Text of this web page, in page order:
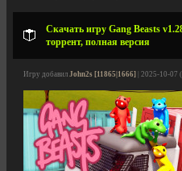
Скачать игру Gang Beasts
торрент, полная версия
Игру добавил John2s [11865|1666] | 2025-10-07